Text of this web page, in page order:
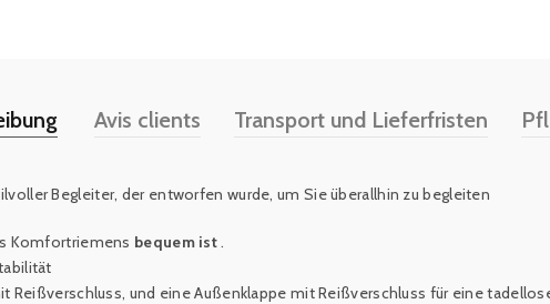
Avis clients Transport und Lieferfristen
Begleiter, der entworfen wurde, um Sie überallhin zu begleiten
Komfortriemens bequem ist
und eine Außenklappe mit Reißverschluss für eine